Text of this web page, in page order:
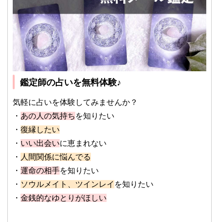
鑑定師の占いを無料体験♪
気軽に占いを体験してみませんか？
・ あの人の気持ち を知りたい
・ 復縁したい
・ いい出会いに恵まれない
・ 人間関係に悩んでる
・ 運命の相手を知りたい
・ ソウルメイト、ツインレイ を知りたい
・ 金銭的なゆとりがほしい